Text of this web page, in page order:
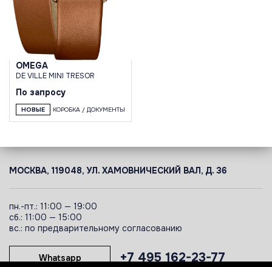
OMEGA
DE VILLE MINI TRESOR
По запросу
НОВЫЕ КОРОБКА / ДОКУМЕНТЫ
МОСКВА, 119048, УЛ. ХАМОВНИЧЕСКИЙ ВАЛ, Д. 36
пн.-пт.: 11:00 — 19:00
сб.: 11:00 — 15:00
вс.: по предварительному согласованию
+7 495 162-23-77
Whatsapp